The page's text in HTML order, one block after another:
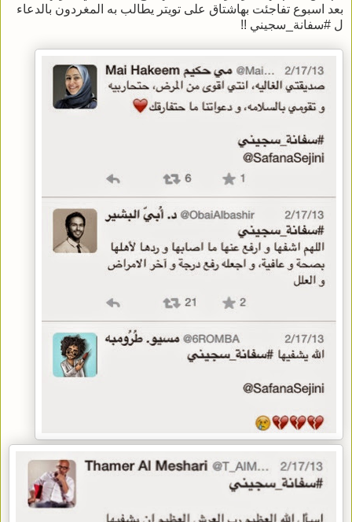
بعد اسبوع تفاجئت بهاشتاق على تويتر يطالب به المغردون بالدعاء
ل #سفانة_سجيني !!